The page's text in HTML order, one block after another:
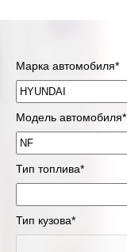
Марка автомобиля*
Модель автомобиля*
Тип топлива*
Тип кузова*